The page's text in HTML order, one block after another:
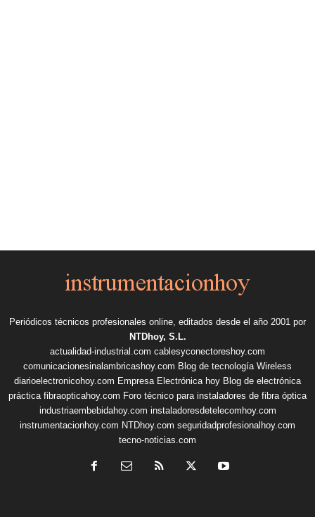
Periódicos técnicos profesionales online, editados desde el año 2001 por
NTDhoy, S.L.
actualidad-industrial.com cablesyconectoreshoy.com
comunicacionesinalambricashoy.com Blog de tecnología Wireless
diarioelectronicohoy.com Empresa Electrónica hoy Blog de electrónica
práctica fibraopticahoy.com Foro técnico para instaladores de fibra óptica
industriaembebidahoy.com instaladoresdetelecomhoy.com
instrumentacionhoy.com NTDhoy.com seguridadprofesionalhoy.com
tecno-noticias.com